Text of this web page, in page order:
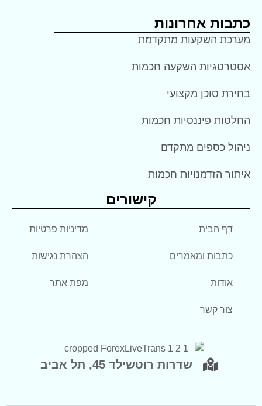
כתבות אחרונות
מערכת השקעות מתקדמת
אסטרטגיות השקעה חכמות
בחירת סוכן מקצועי
החלטות פיננסיות חכמות
ניהול כספים מתקדם
איתור הזדמנויות חכמות
קישורים
דף הבית
כתבות ומאמרים
אודות
צור קשר
מדיניות פרטיות
הצהרת נגישות
מפת אתר
שדרות רוטשילד 45, תל אביב